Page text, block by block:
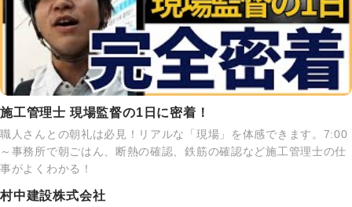
施工管理士 現場監督の1日に密着！
職人さんとの朝礼は必見！リアルな「現場」を体感できます。7:00
～事務所で朝ごはん、断熱の確認、鉄筋の確認など施工管理士の仕
事がよくわかる！
村中建設株式会社